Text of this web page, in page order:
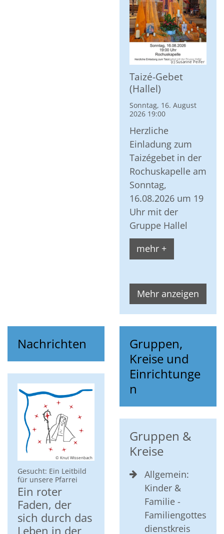
(c) Susanne Peifer
Taizé-Gebet
(Hallel)
Sonntag, 16. August
2026 19:00
Herzliche
Einladung zum
Taizégebet in der
Rochuskapelle am
Sonntag,
16.08.2026 um 19
Uhr mit der
Gruppe Hallel
mehr +
Mehr anzeigen
Nachrichten
© Knut Wissenbach
Gesucht: Ein Leitbild
für unsere Pfarrei
Ein roter
Faden, der
sich durch das
Leben in der
Gruppen,
Kreise und
Einrichtunge
n
Gruppen &
Kreise
Allgemein:
Kinder &
Familie -
Familiengottes
dienstkreis